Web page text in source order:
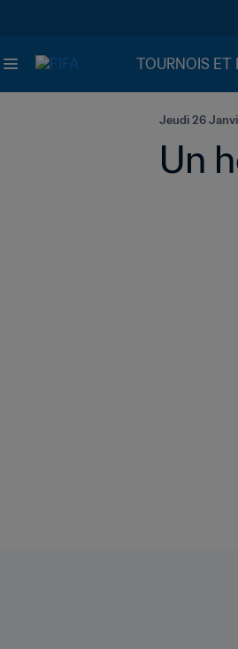
TOURNOIS ET
Jeudi 26
Un